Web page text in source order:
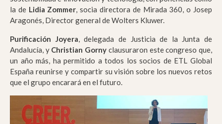
la de Lidia Zommer, socia directora de Mirada 360, o Josep
Aragonés, Director general de Wolters Kluwer.
Purificación Joyera, delegada de Justicia de la Junta de
Andalucía, y Christian Gorny clausuraron este congreso que,
un año más, ha permitido a todos los socios de ETL Global
España reunirse y compartir su visión sobre los nuevos retos
que el grupo encarará en el futuro.